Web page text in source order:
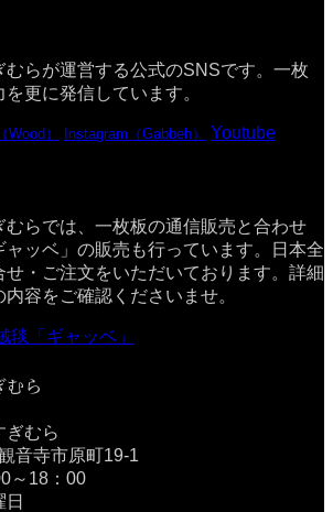
むらが運営する公式のSNSです。一枚
更に発信しています。
Wood） Instagram（Gabbeh） Youtube
むらでは、一枚板の通信販売と合わせ
ャッベ」の販売も行っています。日本全
せ・ご注文をいただいております。詳細
容をご確認くださいませ。
毯「ギャッベ」
ら
音寺市原町19-1
～18：00
日